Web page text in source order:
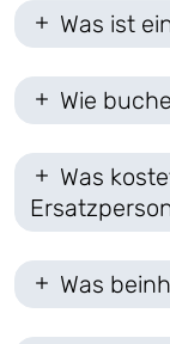
Was ist
Wie
Was
Was